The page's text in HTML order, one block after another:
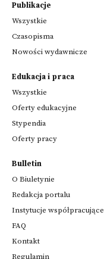
Publikacje
Wszystkie
Czasopisma
Nowości wydawnicze
Edukacja i praca
Wszystkie
Oferty edukacyjne
Stypendia
Oferty pracy
Bulletin
O Biuletynie
Redakcja portalu
Instytucje współpracujące
FAQ
Kontakt
Regulamin